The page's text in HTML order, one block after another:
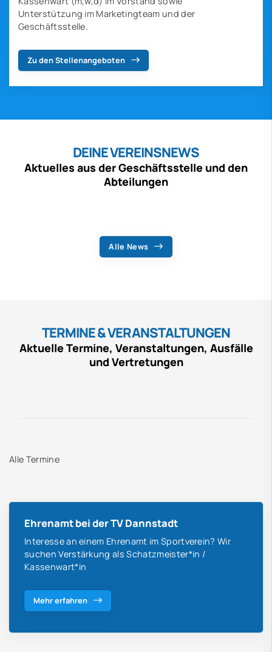
Unterstützung im Marketingteam und der
Geschäftsstelle.
Zu den Stellenangeboten
DEINE VEREINSNEWS
Aktuelles aus der Geschäftsstelle und den
Abteilungen
Alle News
TERMINE & VERANSTALTUNGEN
Aktuelle Termine, Veranstaltungen, Ausfälle
und Vertretungen
Alle Termine
Ehrenamt bei der TV Dannstadt
Interesse an einem Ehrenamt im Sportverein? Wir
suchen Verstärkung als Schatzmeister*in /
Kassenwart*in
Mehr erfahren